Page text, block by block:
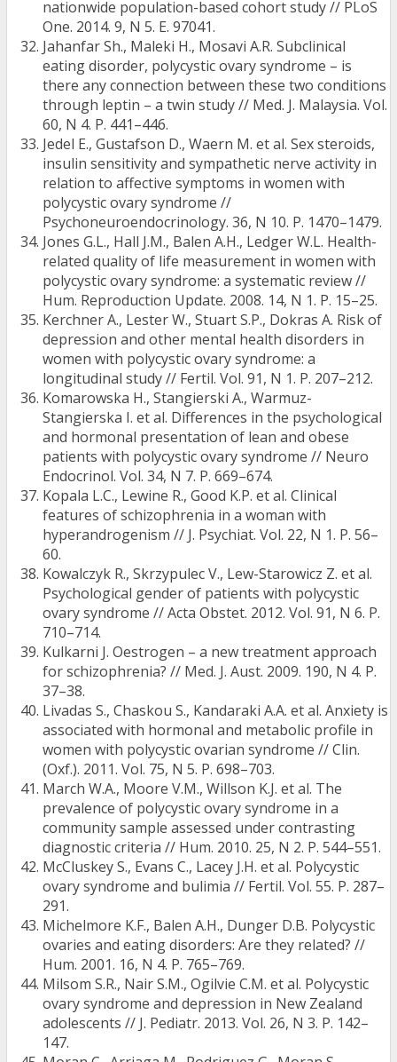
nationwide population-based cohort study // PLoS
One. 2014. 9, N 5. E. 97041.
Jahanfar Sh., Maleki H., Mosavi A.R. Subclinical
eating disorder, polycystic ovary syndrome – is
there any connection between these two conditions
through leptin – a twin study // Med. J. Malaysia. Vol.
60, N 4. Р. 441–446.
Jedel E., Gustafson D., Waern M. et al. Sex steroids,
insulin sensitivity and sympathetic nerve activity in
relation to affective symptoms in women with
polycystic ovary syndrome //
Psychoneuroendocrinology. 36, N 10. P. 1470–1479.
Jones G.L., Hall J.M., Balen A.H., Ledger W.L. Health-
related quality of life measurement in women with
polycystic ovary syndrome: a systematic review //
Hum. Reproduction Update. 2008. 14, N 1. P. 15–25.
Kerchner A., Lester W., Stuart S.P., Dokras A. Risk of
depression and other mental health disorders in
women with polycystic ovary syndrome: a
longitudinal study // Fertil. Vol. 91, N 1. P. 207–212.
Komarowska H., Stangierski A., Warmuz-
Stangierska I. et al. Differences in the psychological
and hormonal presentation of lean and obese
patients with polycystic ovary syndrome // Neuro
Endocrinol. Vol. 34, N 7. Р. 669–674.
Kopala L.C., Lewine R., Good K.P. et al. Clinical
features of schizophrenia in a woman with
hyperandrogenism // J. Psychiat. Vol. 22, N 1. Р. 56–
60.
Kowalczyk R., Skrzypulec V., Lew-Starowicz Z. et al.
Psychological gender of patients with polycystic
ovary syndrome // Acta Obstet. 2012. Vol. 91, N 6. P.
710–714.
Kulkarni J. Oestrogen – a new treatment approach
for schizophrenia? // Med. J. Aust. 2009. 190, N 4. P.
37–38.
Livadas S., Chaskou S., Kandaraki A.A. et al. Anxiety is
associated with hormonal and metabolic profile in
women with polycystic ovarian syndrome // Clin.
(Oxf.). 2011. Vol. 75, N 5. Р. 698–703.
March W.A., Moore V.M., Willson K.J. et al. The
prevalence of polycystic ovary syndrome in a
community sample assessed under contrasting
diagnostic criteria // Hum. 2010. 25, N 2. P. 544–551.
McCluskey S., Evans C., Lacey J.H. et al. Polycystic
ovary syndrome and bulimia // Fertil. Vol. 55. P. 287–
291.
Michelmore K.F., Balen A.H., Dunger D.B. Polycystic
ovaries and eating disorders: Are they related? //
Hum. 2001. 16, N 4. P. 765–769.
Milsom S.R., Nair S.M., Ogilvie C.M. et al. Polycystic
ovary syndrome and depression in New Zealand
adolescents // J. Pediatr. 2013. Vol. 26, N 3. P. 142–
147.